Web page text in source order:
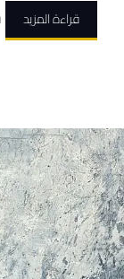
قراءة المزيد